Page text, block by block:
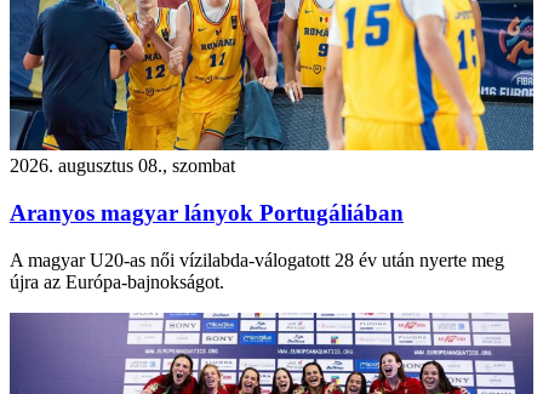
2026. augusztus 08., szombat
Aranyos magyar lányok Portugáliában
A magyar U20-as női vízilabda-válogatott 28 év után nyerte meg
újra az Európa-bajnokságot.